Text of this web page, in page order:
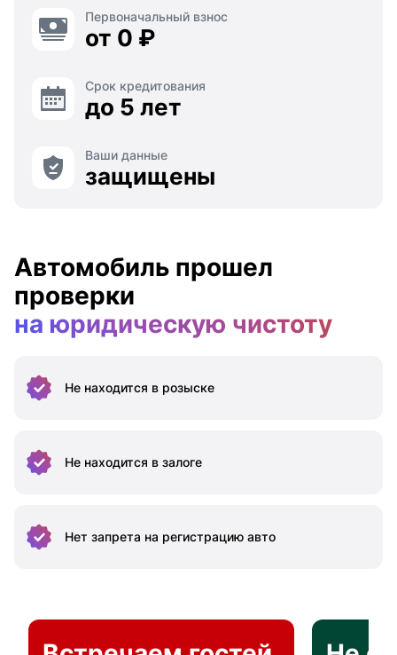
Первоначальный взнос
от 0 ₽
Срок кредитования
до 5 лет
Ваши данные
защищены
Автомобиль прошел
проверки
на юридическую чистоту
Не находится в розыске
Не находится в залоге
Нет запрета на регистрацию авто